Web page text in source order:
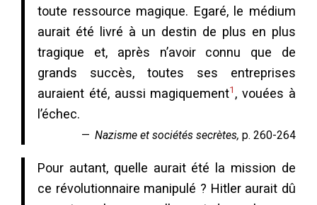
toute ressource magique. Egaré, le médium
aurait été livré à un destin de plus en plus
tragique et, après n’avoir connu que de
grands succès, toutes ses entreprises
auraient été, aussi magiquement1 , vouées à
l’échec.
Nazisme et sociétés secrètes, p. 260-264
Pour autant, quelle aurait été la mission de
ce révolutionnaire manipulé ? Hitler aurait dû